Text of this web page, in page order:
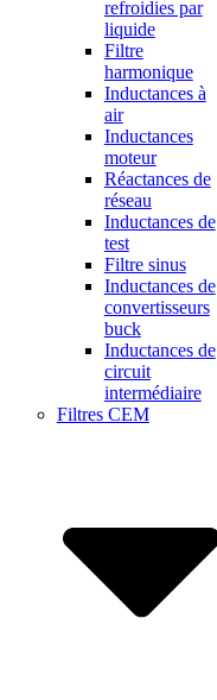
refroidies par
liquide
Filtre
harmonique
Inductances à
air
Inductances
moteur
Réactances de
réseau
Inductances de
test
Filtre sinus
Inductances de
convertisseurs
buck
Inductances de
circuit
intermédiaire
Filtres CEM